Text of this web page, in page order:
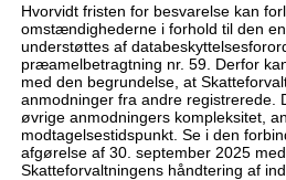
Hvorvidt fristen for besvarelse kan
omstændighederne i forhold til den
understøttes af
præamelbetragtning nr. 59. Derfor
med den begrundelse, at
anmodninger fra andre registrerede.
øvrige anmodningers kompleksitet,
modtagelsestidspunkt. Se i den
afgørelse af 30. september 2025
Skatteforvaltningens håndtering af